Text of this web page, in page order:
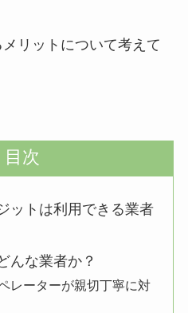
リットについて考えて
目次
ットは利用できる業者
んな業者か？
レーターが親切丁寧に対